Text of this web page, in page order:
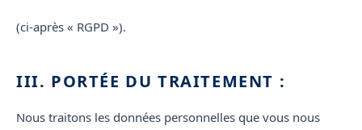
(ci-après « RGPD »).
III. PORTÉE DU TRAITEMENT :
Nous traitons les données personnelles que vous nous